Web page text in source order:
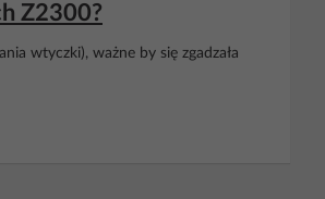
Z2300?
wtyczki), ważne by się zgadzała